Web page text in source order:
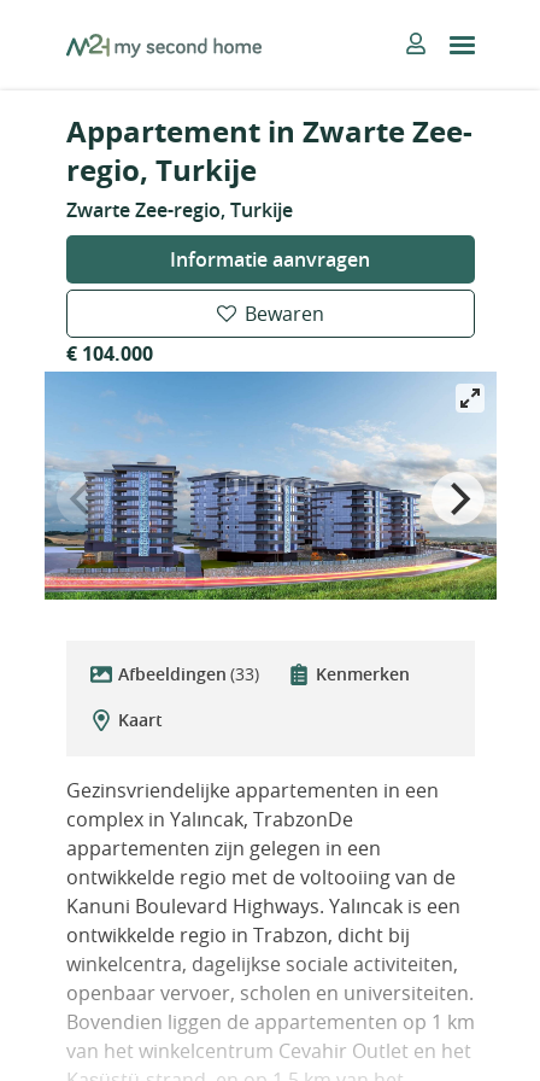
MySecondHome
Appartement in Zwarte Zee-
regio, Turkije
Zwarte Zee-regio, Turkije
Informatie aanvragen
Bewaren
€ 104.000
Afbeeldingen (33)
Kenmerken
Kaart
Gezinsvriendelijke appartementen in een
complex in Yalıncak, TrabzonDe
appartementen zijn gelegen in een
ontwikkelde regio met de voltooiing van de
Kanuni Boulevard Highways. Yalıncak is een
ontwikkelde regio in Trabzon, dicht bij
winkelcentra, dagelijkse sociale activiteiten,
openbaar vervoer, scholen en universiteiten.
Bovendien liggen de appartementen op 1 km
van het winkelcentrum Cevahir Outlet en het